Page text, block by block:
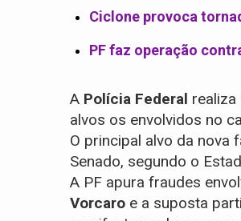
Ciclone provoca
PF faz operação
A Polícia Federal realiza
alvos os envolvidos no
O principal alvo da nova
Senado, segundo o
A PF apura fraudes
Vorcaro e a suposta